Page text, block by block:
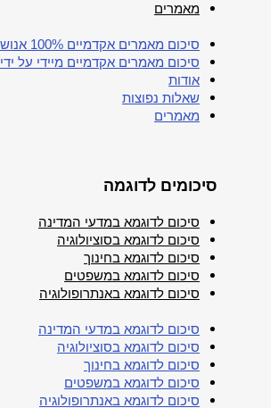
מאמרים
סיכום מאמרים אקדמיים 100% אנושי
סיכום מאמרים אקדמיים מיידי על ידי AI
אודות
שאלות נפוצות
מאמרים
סיכומים לדוגמה
סיכום לדוגמא במדעי המדינה
סיכום לדוגמא בסוציולוגיה
סיכום לדוגמא בחינוך
סיכום לדוגמא במשפטים
סיכום לדוגמא באנתרופולוגיה
סיכום לדוגמא במדעי המדינה
סיכום לדוגמא בסוציולוגיה
סיכום לדוגמא בחינוך
סיכום לדוגמא במשפטים
סיכום לדוגמא באנתרופולוגיה